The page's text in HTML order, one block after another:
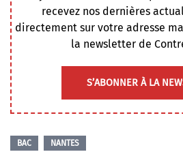
recevez nos dernières
directement sur votre adresse
la newsletter de
S’ABONNER À LA
BAC NANTES